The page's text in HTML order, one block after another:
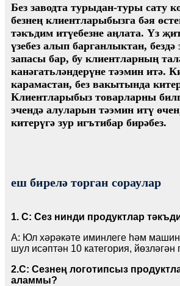
Без заводта турыдан-туры сату
безнең клиентларыбызга бәя
тәкъдим итүебезне аңлата. Үз
үзебез алып барганлыктан, бездә
запасы бар, бу клиентларның
канәгатьләндерүне тәэмин итә.
карамастан, без вакытында
Клиентларыбыз товарларны
эчендә алуларын тәэмин итү
китерүгә зур игътибар бирәбез.
еш бирелә торган сораулар
1. С: Сез нинди продуктлар
A: Юл хәрәкәте иминлеге һәм
шул исәптән 10 категория, йөзләгән
2.С: Сезнең логотипсыз
аламмы?